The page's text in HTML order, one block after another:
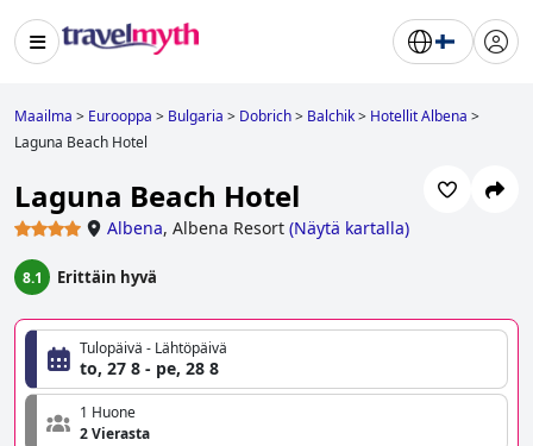
Maailma > Eurooppa > Bulgaria > Dobrich> Balchik> Hotellit Albena >
Laguna Beach Hotel
Laguna Beach Hotel
Albena, Albena Resort (Näytä kartalla)
8.1 Erittäin hyvä
Tulopäivä - Lähtöpäivä
to, 27 8 - pe, 28 8
1 Huone
2 Vierasta